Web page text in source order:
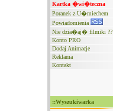
Kartka �wi�teczna
Poranek z U�miechem
Powiadomienia
Nie dzia�aj� filmiki ??
Konto PRO
Dodaj Animacje
Reklama
Kontakt
::Wyszukiwarka